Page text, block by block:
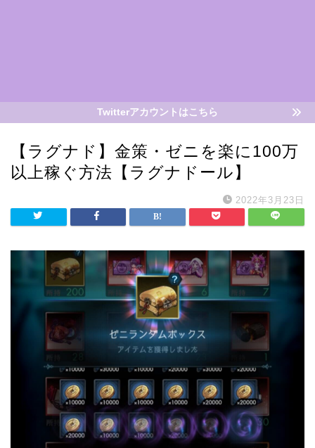
Twitterアカウントはこちら
【ラグナド】金策・ゼニを楽に100万
以上稼ぐ方法【ラグナドール】
2022年3月23日